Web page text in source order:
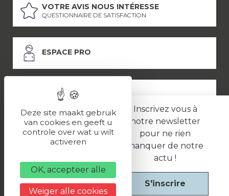
Inscrivez vous à
notre newsletter
pour ne rien
manquer de notre
actu !
S'inscrire
VOTRE AVIS NOUS INTÉRESSE
QUESTIONNAIRE DE SATISFACTION
ESPACE PRO
ESPACE PRESSE
LES PARTENAIRES
Politique de confidentialité
Une réalisation
Deze site maakt gebruik
van cookies en geeft u
controle over wat u wilt
activeren
OK, accepteer alle
Weiger alle cookies